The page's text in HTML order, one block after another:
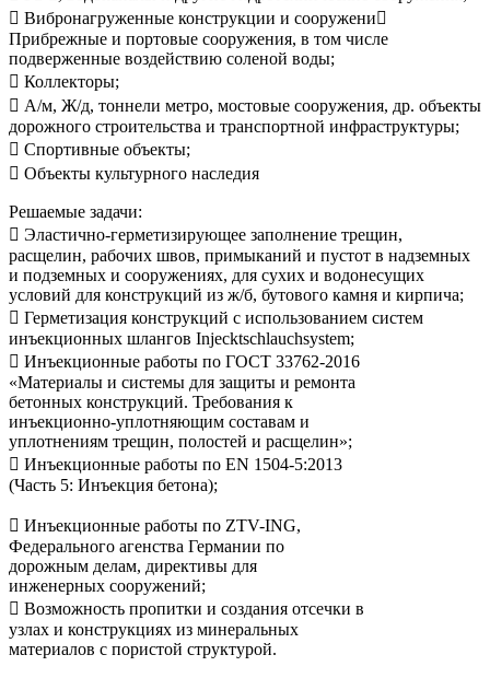
 Вибронагруженные конструкции и сооружени
Прибрежные и портовые сооружения, в том числе
подверженные воздействию соленой воды;
 Коллекторы;
 А/м, Ж/д, тоннели метро, мостовые сооружения, др. объекты
дорожного строительства и транспортной инфраструктуры;
 Спортивные объекты;
 Объекты культурного наследия
Решаемые задачи:
 Эластично-герметизирующее заполнение трещин,
расщелин, рабочих швов, примыканий и пустот в надземных
и подземных и сооружениях, для сухих и водонесущих
условий для конструкций из ж/б, бутового камня и кирпича;
 Герметизация конструкций с использованием систем
инъекционных шлангов Injecktschlauchsystem;
 Инъекционные работы по ГОСТ 33762-2016
«Материалы и системы для защиты и ремонта
бетонных конструкций. Требования к
инъекционно-уплотняющим составам и
уплотнениям трещин, полостей и расщелин»;
 Инъекционные работы по EN 1504-5:2013
(Часть 5: Инъекция бетона);
 Инъекционные работы по ZTV-ING,
Федерального агенства Германии по
дорожным делам, директивы для
инженерных сооружений;
 Возможность пропитки и создания отсечки в
узлах и конструкциях из минеральных
материалов с пористой структурой.